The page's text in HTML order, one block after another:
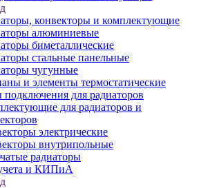
конвекторы и комплектующие
алюминиевые
биметаллические
стальные панельные
чугунные
и элементы термостатические
подключения для радиаторов
для радиаторов и
электрические
внутрипольные
радиаторы
и КИПиА